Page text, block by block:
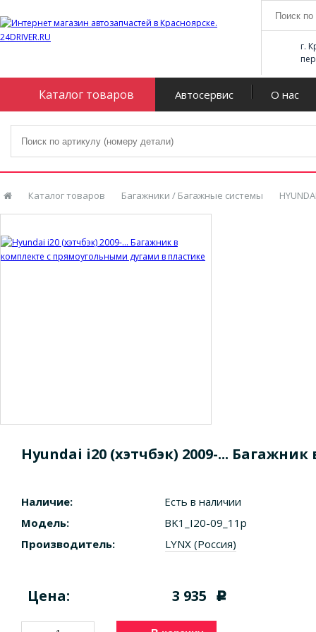
г.
Каталог товаров Автосервис О нас
Каталог товаров Багажники / Багажные системы
Hyundai i20 (хэтчбэк) 2009-...
Наличие:
Есть в наличии
Модель:
BK1_I20-09_11p
Производитель:
LYNX (Россия)
Цена: 3 935 c